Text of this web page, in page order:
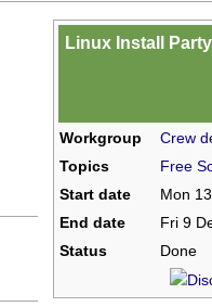
Linux Install
Workgroup
Crew
Topics
Free
Start date
Mon
End date
Fri 9
Status
Done